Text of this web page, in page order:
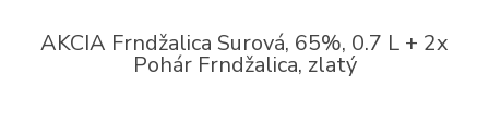
AKCIA Frndžalica Surová, 65%, 0.7 L + 2x
Pohár Frndžalica, zlatý